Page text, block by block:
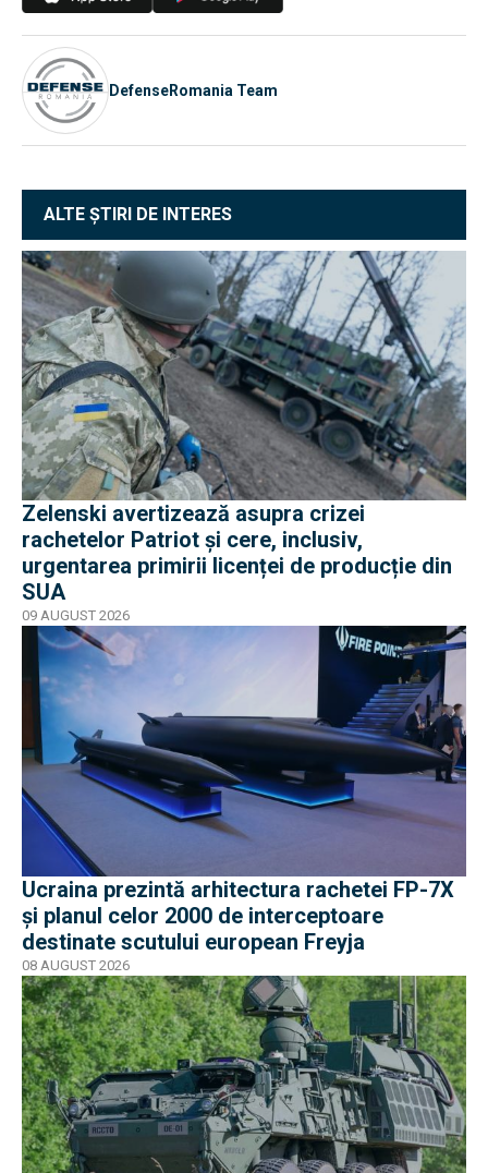
DefenseRomania Team
ALTE ȘTIRI DE INTERES
Zelenski avertizează asupra crizei
rachetelor Patriot și cere, inclusiv,
urgentarea primirii licenței de producție din
SUA
09 AUGUST 2026
Ucraina prezintă arhitectura rachetei FP-7X
și planul celor 2000 de interceptoare
destinate scutului european Freyja
08 AUGUST 2026